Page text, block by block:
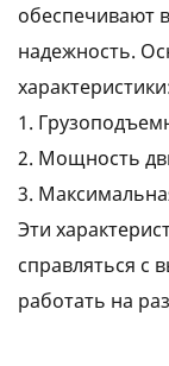
обеспечивают
надежность.
1.
2. Мощность
3.
Эти
справляться с
работать на